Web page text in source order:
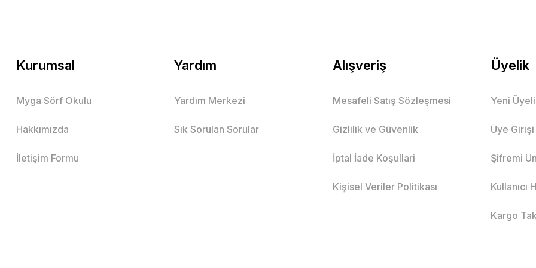
Kurumsal
Myga Sörf Okulu
Hakkımızda
İletişim Formu
Yardım
Yardım Merkezi
Sık Sorulan Sorular
Alışveriş
Mesafeli Satış Sözleşmesi
Gizlilik ve Güvenlik
İptal İade Koşullari
Kişisel Veriler Politikası
Üyelik
Yeni
Üye Girişi
Şifremi
Kullanıcı
Kargo